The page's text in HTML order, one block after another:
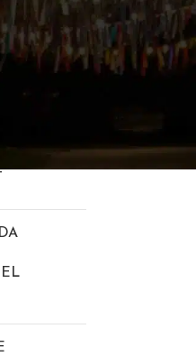
HILJEM”
VÕI
KUUL